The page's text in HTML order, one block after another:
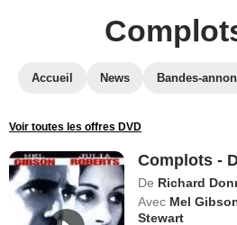
Accueil News Bandes-
Voir toutes les offres DVD
Complots -
De Richard
Avec Mel
Stewart